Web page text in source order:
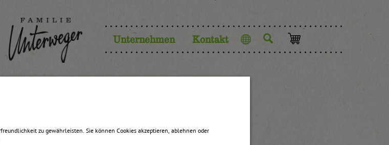
zu gewährleisten. Sie können Cookies akzeptieren, ablehnen oder
Unternehmen Kontakt Sprache